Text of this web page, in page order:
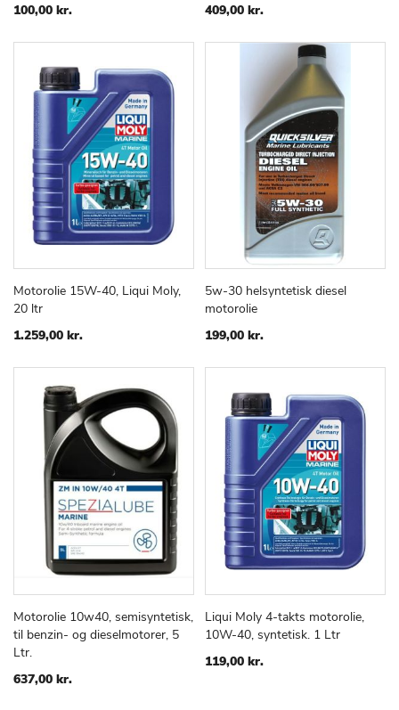
100,00 kr.
409,00 kr.
Læg i kurv
TILFØJSAMMENLIGN
Motorolie 15W-40, Liqui Moly,
20 ltr
1.259,00 kr.
Læg i kurv
TILFØJ
5w-30 helsyntetisk diesel
motorolie
199,00 kr.
Læg i kurv
TILFØJ
TIL
SAMMENLIGN
Motorolie 10w40, semisyntetisk,
til benzin- og dieselmotorer, 5
Ltr.
637,00 kr.
Læg i kurv
TILFØJ
TIL
Liqui Moly 4-takts motorolie,
10W-40, syntetisk. 1 Ltr
119,00 kr.